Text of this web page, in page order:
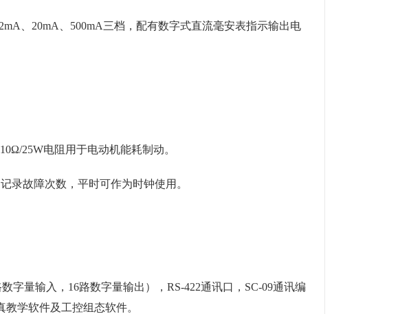
、20mA、500mA三档，配有数字式直流毫安表指示输出电
25W电阻用于电动机能耗制动。
录故障次数，平时可作为时钟使用。
字量输入，16路数字量输出），RS-422通讯口，SC-09通讯编
学软件及工控组态软件。